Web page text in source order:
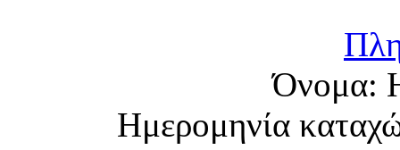
Όνομα:
Ημερομηνία